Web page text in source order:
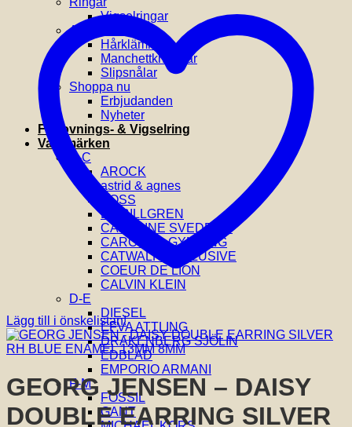
Vigselringar
Accessoarer
Hårklämmor
Manchettknappar
Slipsnålar
Shoppa nu
Erbjudanden
Nyheter
Förlovnings- & Vigselring
Varumärken
A-C
AROCK
astrid & agnes
BOSS
BY BILLGREN
CAROLINE SVEDBOM
CAROLINA GYNNING
CATWALK EXCLUSIVE
COEUR DE LION
CALVIN KLEIN
D-E
DIESEL
EFVA ATTLING
DRAKENBERG SJÖLIN
EDBLAD
EMPORIO ARMANI
F-M
FOSSIL
GANT
Lägg till i önskelistan!
GEORG JENSEN – DAISY
DOUBLE EARRING SILVER